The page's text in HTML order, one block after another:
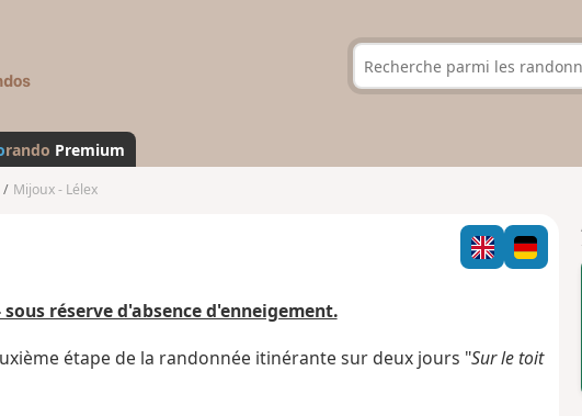
s
a
n
d
rando Premium
Mijoux - Lélex
réserve d'absence d'enneigement.
étape de la randonnée itinérante sur deux jours "Sur le toit